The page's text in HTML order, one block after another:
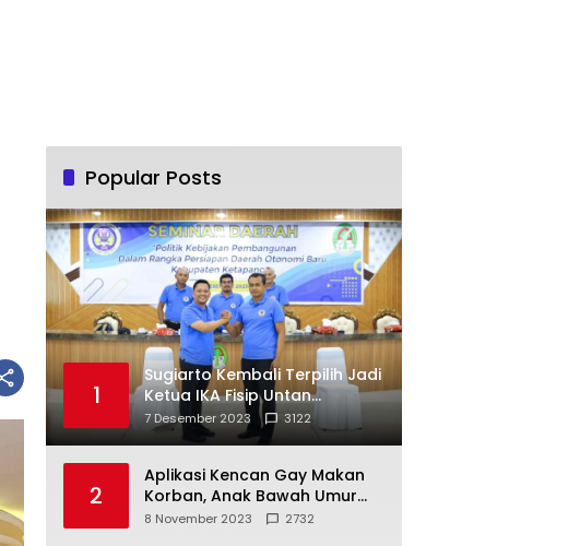
Popular Posts
1
Sugiarto Kembali Terpilih Jadi
Ketua IKA Fisip Untan
Ketapang
7 Desember 2023 3122
2
Aplikasi Kencan Gay Makan
Korban, Anak Bawah Umur
Jadi Korban Persetubuhan
8 November 2023 2732